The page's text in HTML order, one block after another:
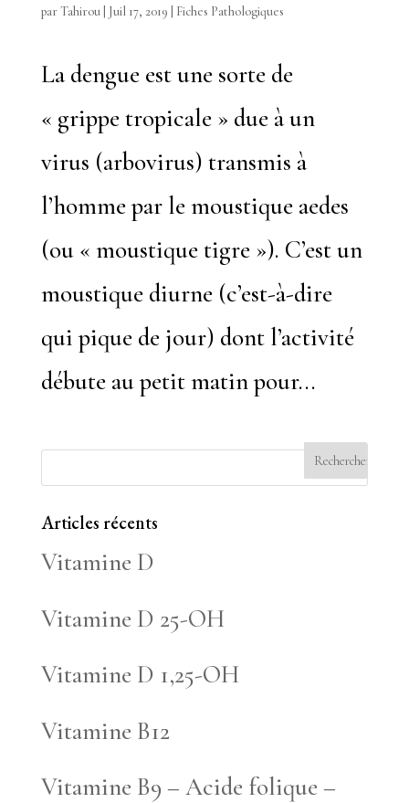
parTahirou| Juil 17, 2019 Fiches Pathologiques
La dengue est une sorte de
« grippe tropicale » due à un
virus (arbovirus) transmis à
l’homme par le moustique aedes
(ou « moustique tigre »). C’est un
moustique diurne (c’est-à-dire
qui pique de jour) dont l’activité
débute au petit matin pour...
Articles récents
Vitamine D
Vitamine D 25-OH
Vitamine D 1,25-OH
Vitamine B12
Vitamine B9 – Acide folique –